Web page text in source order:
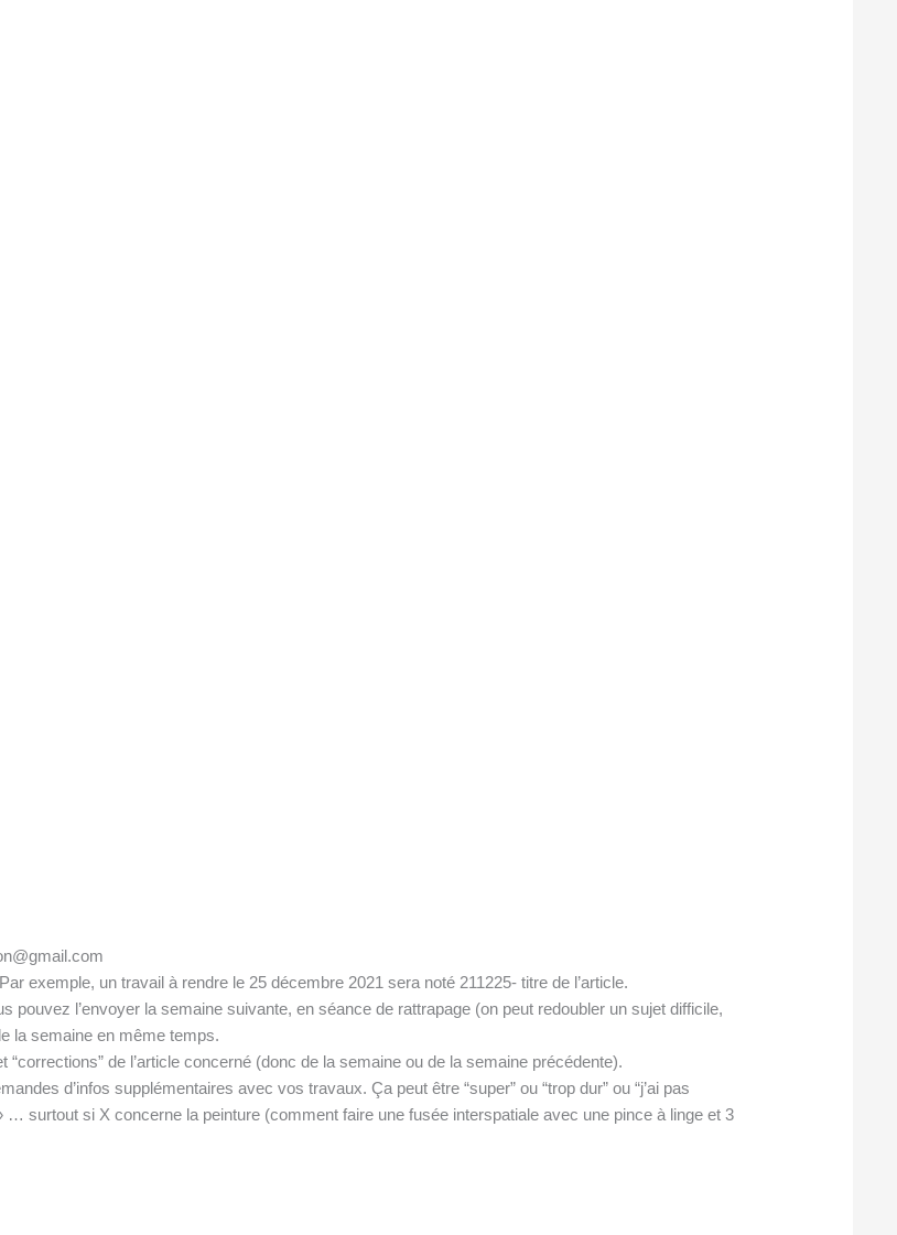
exemple, un travail à rendre le 25 décembre 2021 sera noté 211225- titre de l’article.
l’envoyer la semaine suivante, en séance de rattrapage (on peut redoubler un sujet difficile,
la semaine en même temps.
de l’article concerné (donc de la semaine ou de la semaine précédente).
d’infos supplémentaires avec vos travaux. Ça peut être “super” ou “trop dur” ou “j’ai pas
surtout si X concerne la peinture (comment faire une fusée interspatiale avec une pince à linge et 3